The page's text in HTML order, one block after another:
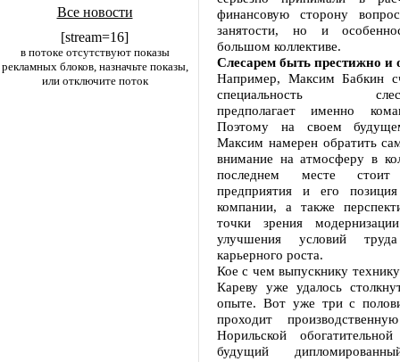
Все новости
[stream=16]
в потоке отсутствуют показы
рекламных блоков, назначьте показы,
или отключите поток
финансовую сторону
занятости, но и
большом коллективе.
Слесарем быть престижно и
Например, Максим Бабкин
специальность
предполагает именно
Поэтому на своем
Максим намерен обратить
внимание на атмосферу в
последнем месте стоит
предприятия и его
компании, а также
точки зрения
улучшения условий
карьерного роста.
Кое с чем выпускнику
Кареву уже удалось
опыте. Вот уже три с
проходит
Норильской
будущий